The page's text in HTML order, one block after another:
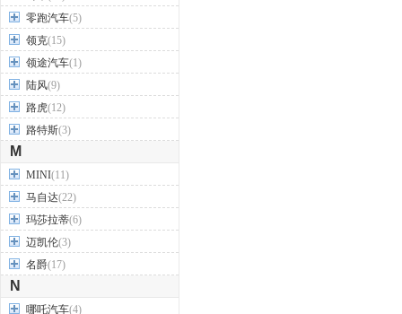
零跑汽车(5)
领克(15)
领途汽车(1)
陆风(9)
路虎(12)
路特斯(3)
M
MINI(11)
马自达(22)
玛莎拉蒂(6)
迈凯伦(3)
名爵(17)
N
哪吒汽车(4)